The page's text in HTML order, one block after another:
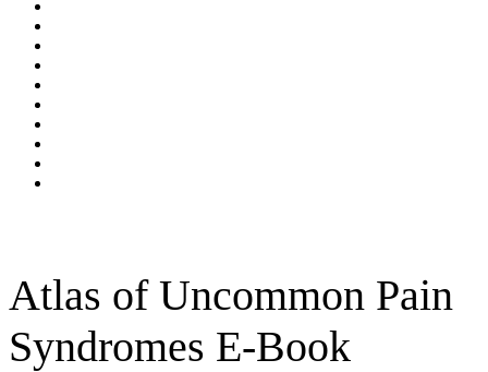
Atlas of Uncommon Pain
Syndromes E-Book